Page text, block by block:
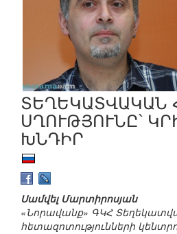
ՏԵՂԵԿԱՏՎԱԿԱՆ
ՍՂՈՒԹՅՈՒՆԸ՝
ԽՆԴԻՐ
Սամվել Մարտիրոսյան
«Նորավանք» ԳԿՀ
հետազոտությունների